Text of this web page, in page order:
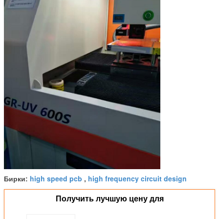
Бирки: high speed pcb , high frequency circuit design
Получить лучшую цену для